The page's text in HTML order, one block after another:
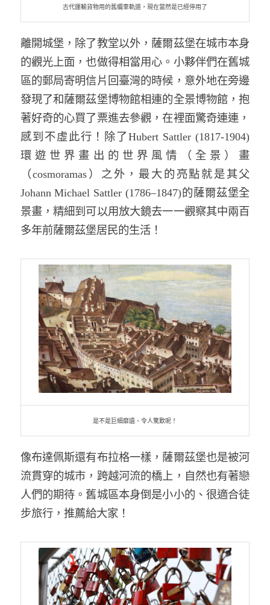
古代運輸貨物用的舊纜車軌道，現在當然是已經停用了
離開城堡，除了教堂以外，薩爾茲堡在城市本身
的觀光上面，也做得相當用心。小夥伴們在舊城
區的郵局寄明信片回臺灣的時候，意外地在旁邊
發現了和薩爾茲堡博物館相連的全景博物館，抱
著好奇的心買了票進去參觀，在裡面驚奇連連，
感到不虛此行！除了Hubert Sattler (1817-1904)
環遊世界畫出的世界風情（全景）畫
（cosmoramas）之外，最大的亮點就是其父
Johann Michael Sattler (1786–1847)的薩爾茲堡全
景畫，精細到可以用放大鏡去一一觀察其中兩百
多年前薩爾茲堡居民的生活！
是不是巨細靡遺、令人驚歎呢！
像布達佩斯還有布拉格一樣，薩爾茲堡也是被河
流貫穿的城市，跨越河流的橋上，自然也有著戀
人們的期待。舊城區本身倒是小小的、很適合徒
步旅行，推薦給大家！